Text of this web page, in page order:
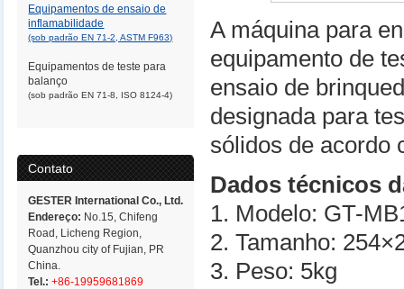
Equipamentos de ensaio de
inflamabilidade
(sob padrão EN 71-2, ASTM F963)
Equipamentos de teste para
balanço
(sob padrão EN 71-8, ISO 8124-4)
Contato
GESTER International Co., Ltd.
Endereço: No.15, Chifeng
Road, Licheng Region,
Quanzhou city of Fujian, PR
China.
Tel.: +86-19959681869
A máquina para
equipamento de
ensaio de
designada para
sólidos de acordo
Dados técnicos
1. Modelo: GT-
2. Tamanho:
3. Peso: 5kg